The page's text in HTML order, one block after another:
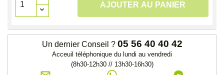
AJOUTER AU PANIER
Un dernier Conseil ? 05 56 40 40 42
Acceuil téléphonique du lundi au vendredi
(8h30-12h30 // 13h30-16h30)